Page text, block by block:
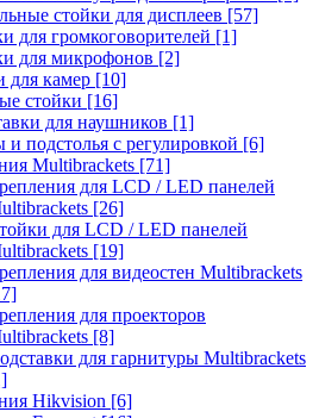
стойки для дисплеев [57]
для громкоговорителей [1]
для микрофонов [2]
для камер [10]
стойки [16]
для наушников [1]
подстолья с регулировкой [6]
Multibrackets [71]
для LCD / LED панелей
[26]
для LCD / LED панелей
[19]
для видеостен Multibrackets
для проекторов
[8]
для гарнитуры Multibrackets
Hikvision [6]